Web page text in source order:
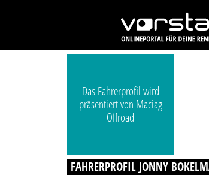
Das Fahrerprofil wird
präsentiert von Maciag
Offroad
FAHRERPROFIL JONNY